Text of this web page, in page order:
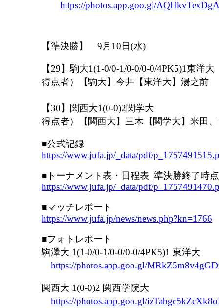
https://photos.app.goo.gl/
【準決勝】 9月10日(水)
【29】駒大1(1-0/0-1/0-0/0-0/
得点者）【駒大】今井【東洋大】湯之前
【30】関西大1(0-0)2関学大
得点者）【関西大】三木【関学大】米田
■公式記録
https://www.jufa.jp/_data/pdf/
■トーナメント表・日程表_準決勝終了時点
https://www.jufa.jp/_data/pdf/
■マッチレポート
https://www.jufa.jp/news/news.php?kn=1766
■フォトレポート
駒澤大 1(1-0/0-1/0-0/0-0/4PK5)1 東洋大
https://photos.app.goo.gl/
関西大 1(0-0)2 関西学院大
https://photos.app.goo.gl/